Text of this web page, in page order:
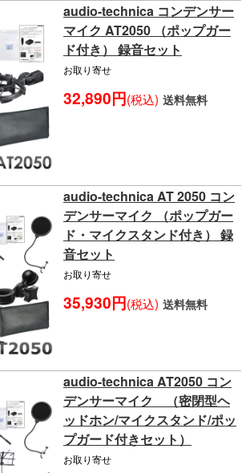
audio-technica コンデンサー
マイク AT2050 （ポップガー
ド付き） 録音セット
お取り寄せ
32,890円(税込) 送料無料
audio-technica AT 2050 コン
デンサーマイク （ポップガー
ド・マイクスタンド付き） 録
音セット
お取り寄せ
35,930円(税込) 送料無料
audio-technica AT2050 コン
デンサーマイク （密閉型ヘ
ッドホン/マイクスタンド/ポッ
プガード付きセット）
お取り寄せ